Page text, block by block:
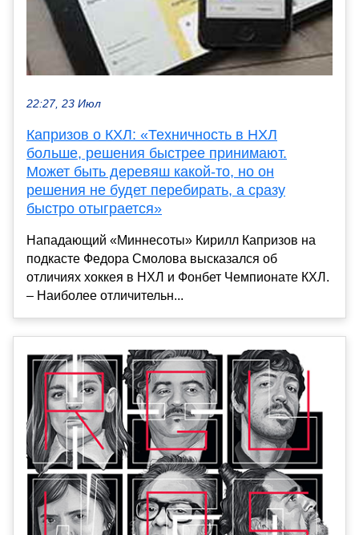
22:27, 23 Июл
Капризов о КХЛ: «Техничность в НХЛ
больше, решения быстрее принимают.
Может быть деревяш какой-то, но он
решения не будет перебирать, а сразу
быстро отыграется»
Нападающий «Миннесоты» Кирилл Капризов на
подкасте Федора Смолова высказался об
отличиях хоккея в НХЛ и Фонбет Чемпионате КХЛ.
– Наиболее отличительн...